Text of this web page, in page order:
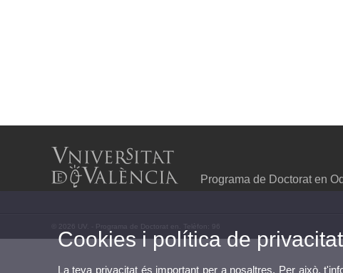
Programa de Doctorat en
© 2026 UV. - Programa de Doctorat en. Telèfon: 96
Cookies i política de privacitat
La teva privacitat és important per a nosaltres. Per això,